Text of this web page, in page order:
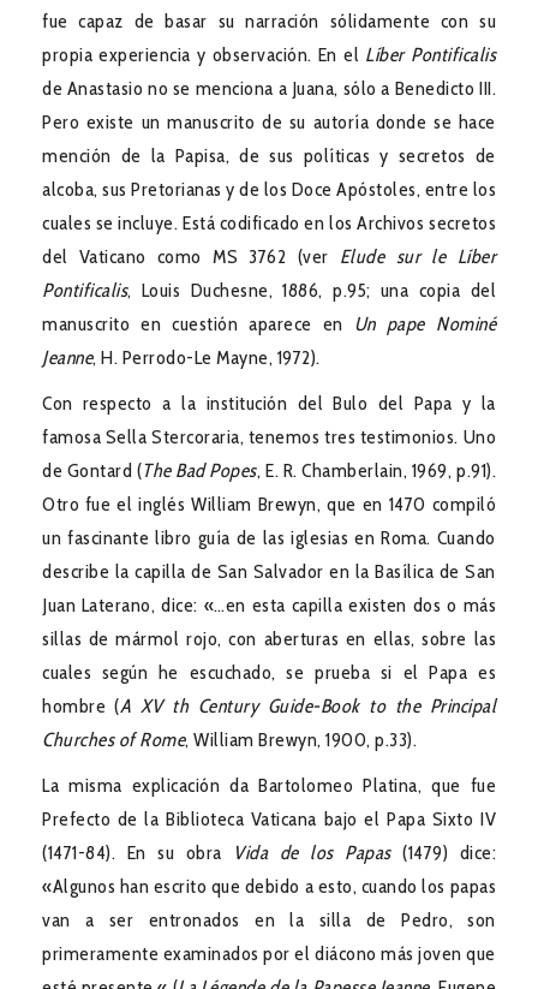
fue capaz de basar su narración sólidamente con su
propia experiencia y observación. En el Líber Pontificalis
de Anastasio no se menciona a Juana, sólo a Benedicto III.
Pero existe un manuscrito de su autoría donde se hace
mención de la Papisa, de sus políticas y secretos de
alcoba, sus Pretorianas y de los Doce Apóstoles, entre los
cuales se incluye. Está codificado en los Archivos secretos
del Vaticano como MS 3762 (ver Elude sur le Líber
Pontificalis, Louis Duchesne, 1886, p.95; una copia del
manuscrito en cuestión aparece en Un pape Nominé
Jeanne, H. Perrodo-Le Mayne, 1972).
Con respecto a la institución del Bulo del Papa y la
famosa Sella Stercoraria, tenemos tres testimonios. Uno
de Gontard (The Bad Popes, E. R. Chamberlain, 1969, p.91).
Otro fue el inglés William Brewyn, que en 1470 compiló
un fascinante libro guía de las iglesias en Roma. Cuando
describe la capilla de San Salvador en la Basílica de San
Juan Laterano, dice: «…en esta capilla existen dos o más
sillas de mármol rojo, con aberturas en ellas, sobre las
cuales según he escuchado, se prueba si el Papa es
hombre (A XV th Century Guide-Book to the Principal
Churches of Rome, William Brewyn, 1900, p.33).
La misma explicación da Bartolomeo Platina, que fue
Prefecto de la Biblioteca Vaticana bajo el Papa Sixto IV
(1471-84). En su obra
Vida de los Papas(1479) dice:
«Algunos han escrito que debido a esto, cuando los papas
van a ser entronados en la silla de Pedro, son
primeramente examinados por el diácono más joven que